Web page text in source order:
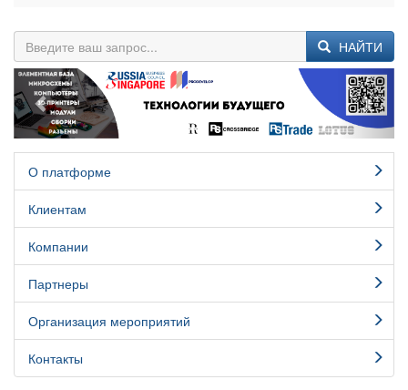
НАЙТИ
Previous Next
О платформе
Клиентам
Компании
Партнеры
Организация мероприятий
Контакты